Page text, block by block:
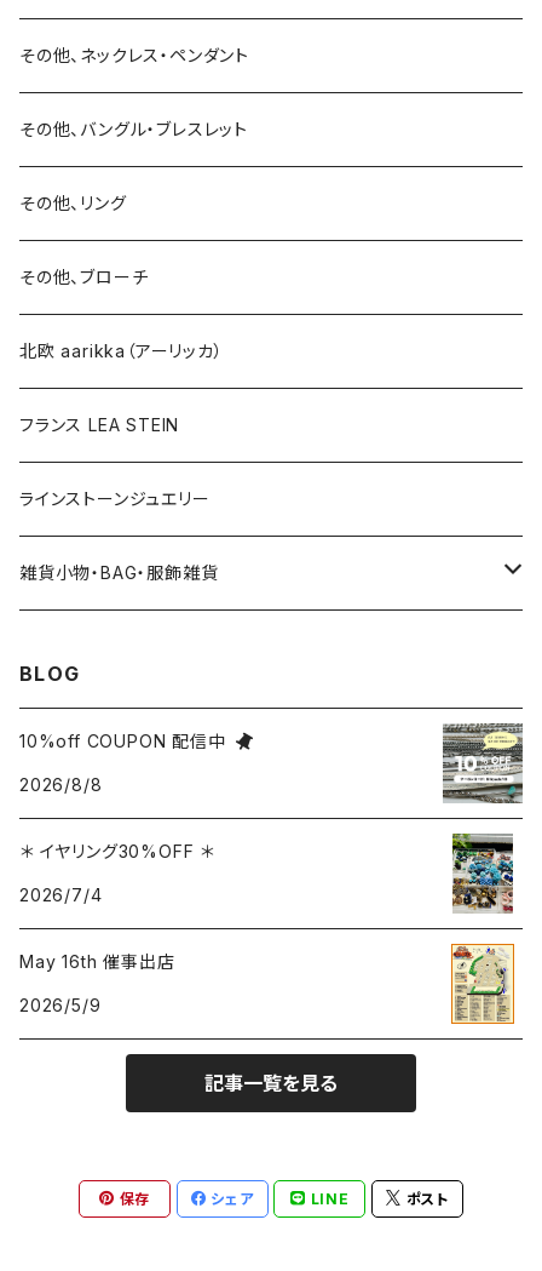
リング
15号以上
ピアス
イヤリング
ブローチ
その他
リング
バングル・ブレスレット
ブローチ
ネックレス
ピアス
イヤリング
その他、ネックレス・ペンダント
その他、バングル・ブレスレット
その他、リング
その他、ブローチ
北欧 aarikka（アーリッカ）
フランス LEA STEIN
ラインストーンジュエリー
雑貨小物・BAG・服飾雑貨
雑貨（置き物、食器 etc.）
BLOG
10%off COUPON 配信中
2026/8/8
＊ イヤリング30%OFF ＊
2026/7/4
May 16th 催事出店
2026/5/9
記事一覧を見る
保存 シェア LINE ポスト